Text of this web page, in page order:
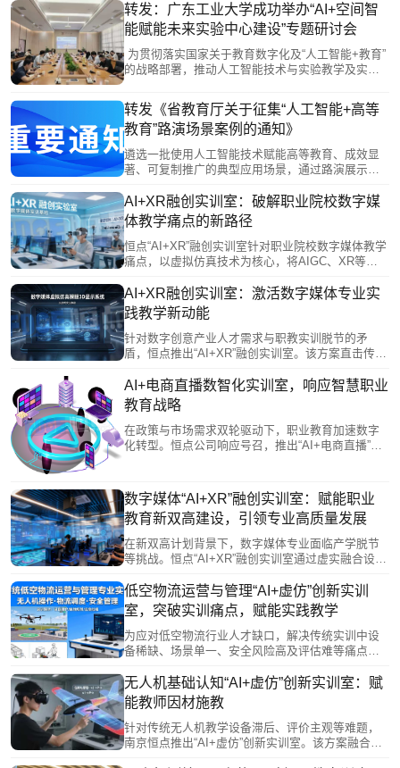
转发：广东工业大学成功举办“AI+空间智
能赋能未来实验中心建设”专题研讨会
为贯彻落实国家关于教育数字化及“人工智能+教育”
的战略部署，推动人工智能技术与实验教学及实验
了“AI+空间智能赋能未来实验中心建设”专题研讨
会。
转发《省教育厅关于征集“人工智能+高等
教育”路演场景案例的通知》
遴选一批使用人工智能技术赋能高等教育、成效显
著、可复制推广的典型应用场景，通过路演展示、
能赋能我省高等教育改革发展。
AI+XR融创实训室：破解职业院校数字媒
体教学痛点的新路径
恒点“AI+XR”融创实训室针对职业院校数字媒体教学
痛点，以虚拟仿真技术为核心，将AIGC、XR等产
实训环境。通过智能评估与AI助教减轻教师负担，
助力学生产出高质量作品，有效破解学用脱节难
题，为职业教育数字化转型与产教深度融合提供了
一体化解决方案。
AI+XR融创实训室：激活数字媒体专业实
践教学新动能
针对数字创意产业人才需求与职教实训脱节的矛
盾，恒点推出“AI+XR”融创实训室。该方案直击传统
大痛点，构建了以AI赋能、XR呈现、数字人驱动的
全链路实践教学体系。通过整合AIGC创作、虚拟拍
摄、动捕开发等前沿技术及沉浸式测试平台，让学
生在校园内模拟产业真实环境，掌握全流程技能，
产出高质量作品，有效提升职业竞争力。此举为职
AI+电商直播数智化实训室，响应智慧职业
教育战略
在政策与市场需求双轮驱动下，职业教育加速数字
化转型。恒点公司响应号召，推出“AI+电商直播”数
滞后的问题。该方案通过虚实结合的教学新模式，
有效缩短学生技能掌握与岗位适应时间，为培养数
字经济时代的高素质技术技能人才提供了创新路径
与有力支撑。
数字媒体“AI+XR”融创实训室：赋能职业
教育新双高建设，引领专业高质量发展
在新双高计划背景下，数字媒体专业面临产学脱节
等挑战。恒点“AI+XR”融创实训室通过虚实融合设备
化实训任务，覆盖从AI创作到XR开发的全产业链流
程。实训室构建协同育人生态，支持课赛证融通，
培育技术复合型数字新质人才，并推动教学向AI赋
能、项目驱动的模式转型，为职业教育数字化发展
与高素质技能人才培养提供创新路径。
低空物流运营与管理“AI+虚仿”创新实训
室，突破实训痛点，赋能实践教学
为应对低空物流行业人才缺口，解决传统实训中设
备稀缺、场景单一、安全风险高及评估难等痛点，
过VR/AR/MR技术构建沉浸式实训环境，模拟真实
作业场景与完整物流链条，实现学岗无缝衔接。依
托AI数字教师与智能数据底座，提供实时操作反馈
与个性化指导，有效提升学生实践技能与综合素
养，为低空经济高质量发展培养复合型人才。
无人机基础认知“AI+虚仿”创新实训室：赋
能教师因材施教
针对传统无人机教学设备滞后、评价主观等难题，
南京恒点推出“AI+虚仿”创新实训室。该方案融合人